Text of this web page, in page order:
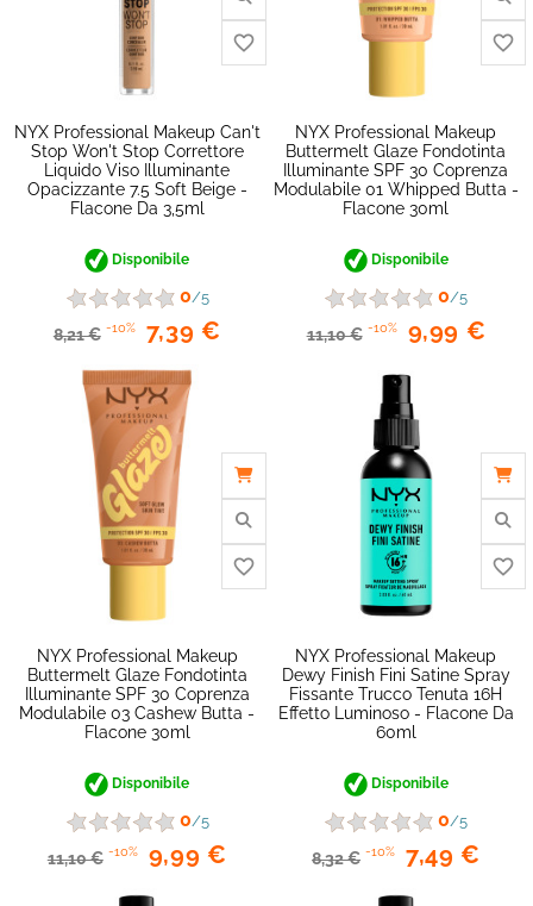
NYX Professional Makeup Can't
Stop Won't Stop Correttore
Liquido Viso Illuminante
Opacizzante 7.5 Soft Beige -
Flacone Da 3,5ml
Disponibile
0/5
8,21 € -10% 7,39 €
NYX Professional Makeup
Buttermelt Glaze Fondotinta
Illuminante SPF 30 Coprenza
Modulabile 01 Whipped Butta -
Flacone 30ml
Disponibile
0/5
11,10 € -10% 9,99 €
NYX Professional Makeup
Buttermelt Glaze Fondotinta
Illuminante SPF 30 Coprenza
Modulabile 03 Cashew Butta -
Flacone 30ml
Disponibile
0/5
11,10 € -10% 9,99 €
NYX Professional Makeup
Dewy Finish Fini Satine Spray
Fissante Trucco Tenuta 16H
Effetto Luminoso - Flacone Da
60ml
Disponibile
0/5
8,32 € -10% 7,49 €